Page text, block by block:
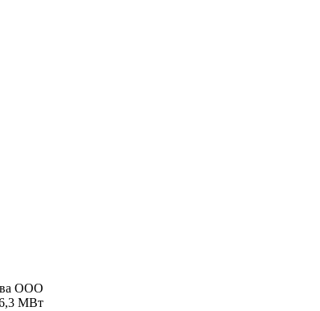
ООО
МВт